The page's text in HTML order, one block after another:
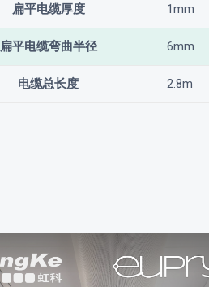
扁平电缆厚度 1mm
扁平电缆弯曲半径 6mm
电缆总长度 2.8m